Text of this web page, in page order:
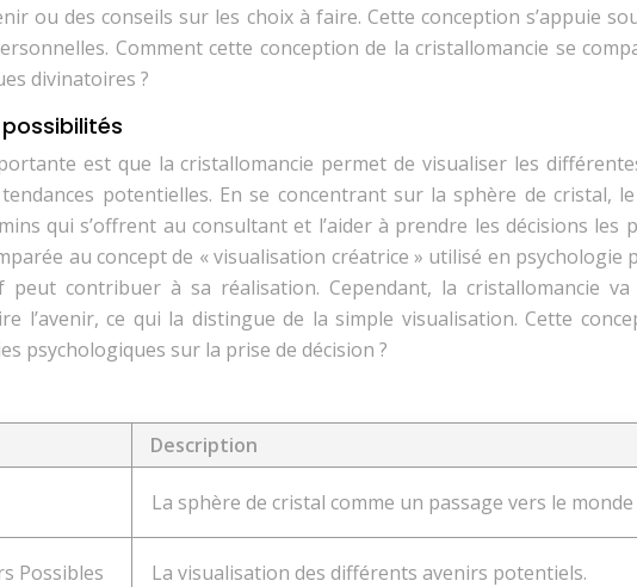
ou des conseils sur les choix à faire. Cette conception s’appuie
Comment cette conception de la cristallomancie se
divinatoires ?
est que la cristallomancie permet de visualiser les
potentielles. En se concentrant sur la sphère de cristal,
qui s’offrent au consultant et l’aider à prendre les décisions les
au concept de « visualisation créatrice » utilisé en psychologie
peut contribuer à sa réalisation. Cependant, la cristallomancie
l’avenir, ce qui la distingue de la simple visualisation. Cette
psychologiques sur la prise de décision ?
Description
La sphère de cristal comme un passage vers le
Possibles La visualisation des différents avenirs potentiels.